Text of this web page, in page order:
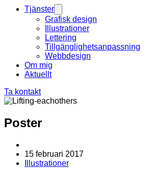
Tjänster
Grafisk design
Illustrationer
Lettering
Tillgänglighetsanpassning
Webbdesign
Om mig
Aktuellt
Ta kontakt
Poster
15 februari 2017
Illustrationer